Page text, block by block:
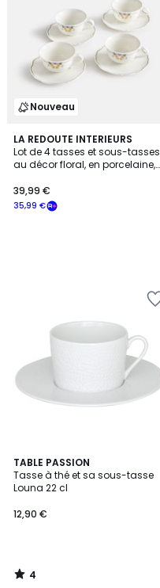
Nouveau
LA REDOUTE INTERIEURS
Lot de 4 tasses et sous-tasses
au décor floral, en porcelaine,
35,99 €
39,99 €
TABLE PASSION
Tasse à thé et sa sous-tasse
Louna 22 cl
12,90 €
4
/
5
4
/